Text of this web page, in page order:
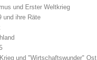
und Erster Weltkrieg
und ihre Räte
und "Wirtschaftswunder" Ost